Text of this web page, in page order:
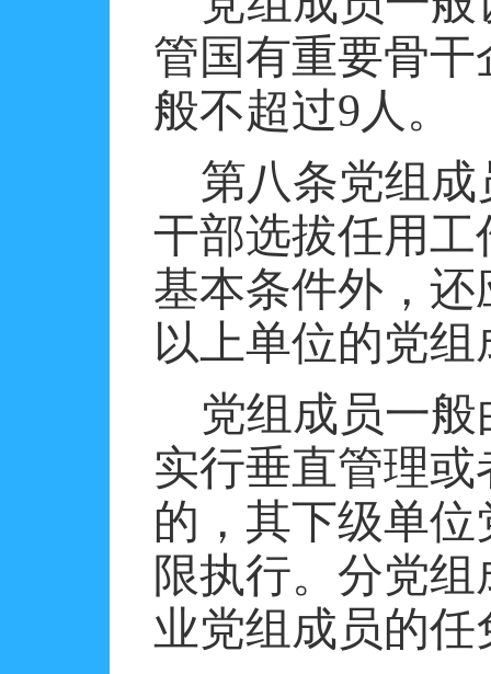
管国有重要骨
般不超过9人。
第八条党组
干部选拔任用
基本条件外，还
以上单位的党
党组成员一
实行垂直管理
的，其下级单
限执行。分党
业党组成员的